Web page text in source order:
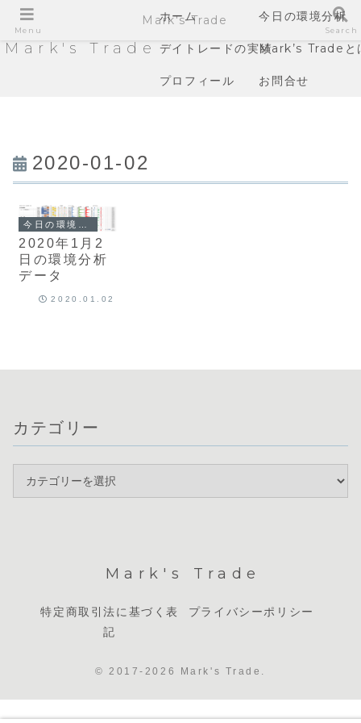
Mark's Trade
ホーム 今日の環境分析
デイトレードの実績Mark’s Tradeと
プロフィール お問合せ
2020-01-02
2020年1月2
日の環境分析
データ
2020.01.02
カテゴリー
Mark's Trade
特定商取引法に基づく表
記
プライバシーポリシー
© 2017-2026 Mark's Trade.
Menu
Mark's Trade
Search